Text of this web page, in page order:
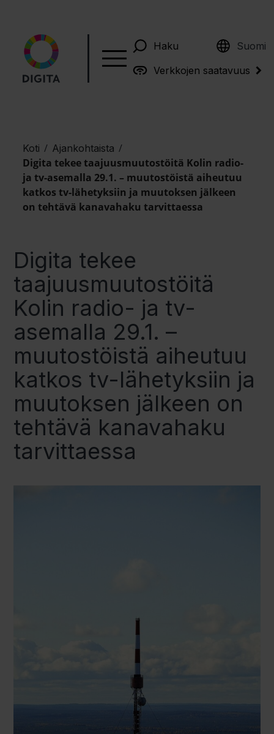
Haku Suomi
English
Verkkojen saatavuus
Koti / Ajankohtaista /
Digita tekee taajuusmuutostöitä Kolin radio-
ja tv-asemalla 29.1. – muutostöistä aiheutuu
katkos tv-lähetyksiin ja muutoksen jälkeen
on tehtävä kanavahaku tarvittaessa
Digita tekee
taajuusmuutostöitä
Kolin radio- ja tv-
asemalla 29.1. –
muutostöistä aiheutuu
katkos tv-lähetyksiin ja
muutoksen jälkeen on
tehtävä kanavahaku
tarvittaessa